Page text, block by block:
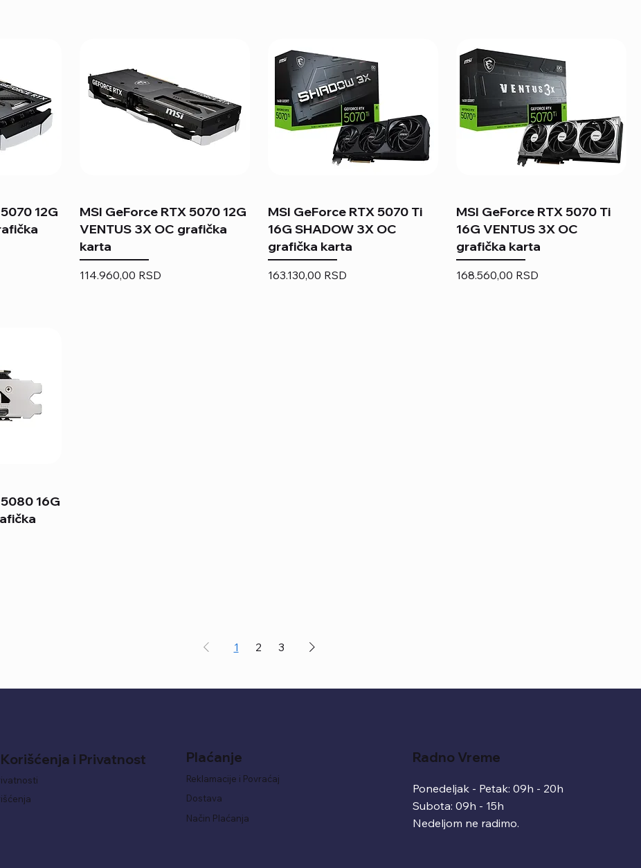
12G
MSI GeForce RTX 5070 12G
VENTUS 3X OC grafička
karta
Price
114.960,00 RSD
MSI GeForce RTX 5070 Ti
16G SHADOW 3X OC
grafička karta
Price
163.130,00 RSD
MSI GeForce RTX 5070 Ti
16G VENTUS 3X OC
grafička karta
Price
168.560,00 RSD
16G
1 2 3
i Privatnost
Reklamacije i Povraćaj
Plaćanje
Dostava
Način Plaćanja
Radno Vreme
Ponedeljak - Petak: 09h - 20h
Subota: 09h - 15h
Nedeljom ne radimo.